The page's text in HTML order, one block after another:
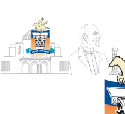
ΔΗΜΟΣ